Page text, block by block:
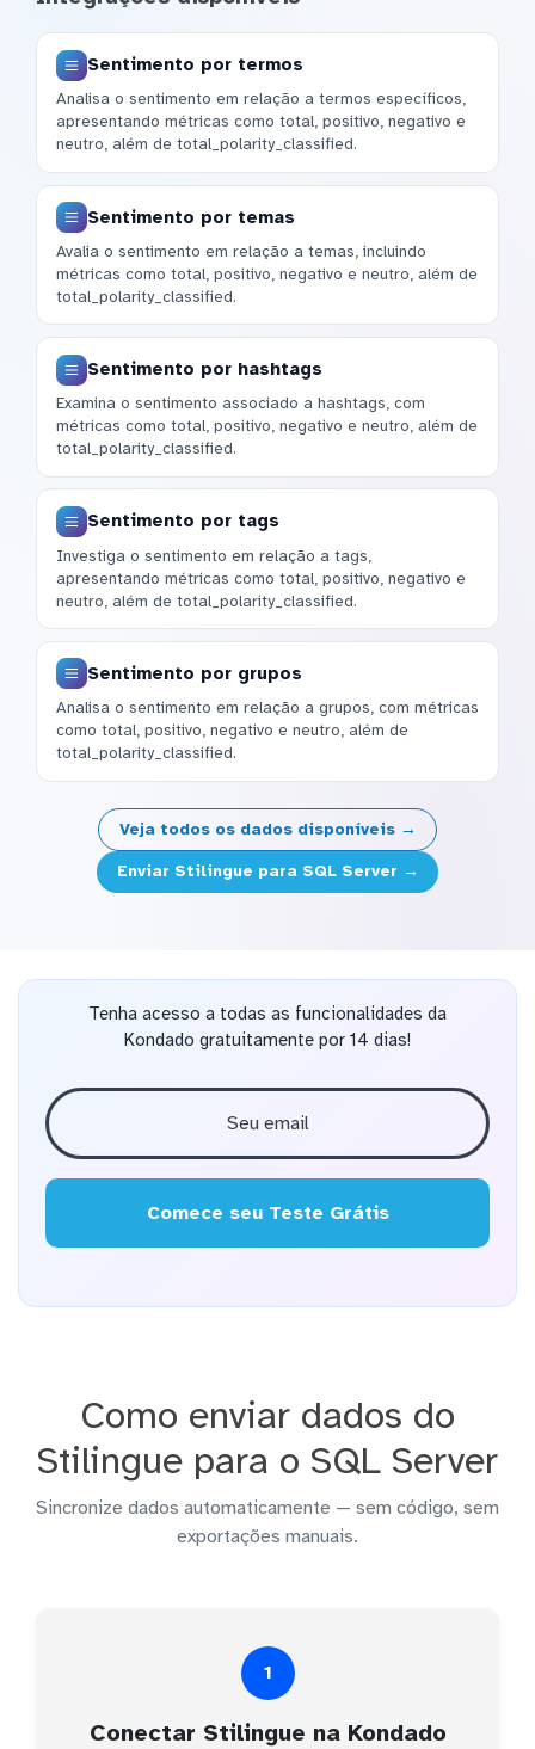
Sentimento por termos
Analisa o sentimento em relação a termos específicos,
apresentando métricas como total, positivo, negativo e
neutro, além de total_polarity_classified.
Sentimento por temas
Avalia o sentimento em relação a temas, incluindo
métricas como total, positivo, negativo e neutro, além de
total_polarity_classified.
Sentimento por hashtags
Examina o sentimento associado a hashtags, com
métricas como total, positivo, negativo e neutro, além de
total_polarity_classified.
Sentimento por tags
Investiga o sentimento em relação a tags,
apresentando métricas como total, positivo, negativo e
neutro, além de total_polarity_classified.
Sentimento por grupos
Analisa o sentimento em relação a grupos, com métricas
como total, positivo, negativo e neutro, além de
total_polarity_classified.
Veja todos os dados disponíveis →
Enviar Stilingue para SQL Server →
Tenha acesso a todas as funcionalidades da
Kondado gratuitamente por 14 dias!
Comece seu Teste Grátis
Como enviar dados do
Stilingue para o SQL Server
Sincronize dados automaticamente — sem código, sem
exportações manuais.
1
Conectar Stilingue na Kondado